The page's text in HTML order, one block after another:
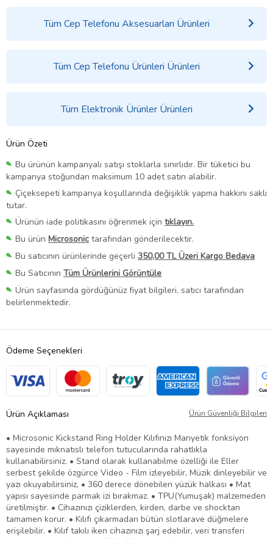
Tüm Cep Telefonu Aksesuarları Ürünleri
Tüm Cep Telefonu Ürünleri Ürünleri
Tüm Elektronik Ürünler Ürünleri
Ürün Özeti
Bu ürünün kampanyalı satışı stoklarla sınırlıdır. Bir tüketici bu
kampanya stoğundan maksimum 10 adet satın alabilir.
Çiçeksepeti kampanya koşullarında değişiklik yapma hakkını saklı
tutar.
Ürünün iade politikasını öğrenmek için tıklayın.
Bu ürün Microsonic tarafından gönderilecektir.
Bu satıcının ürünlerinde geçerli 350,00 TL Üzeri Kargo Bedava
Bu Satıcının Tüm Ürünlerini Görüntüle
Ürün sayfasında gördüğünüz fiyat bilgileri, satıcı tarafından
belirlenmektedir.
Ödeme Seçenekleri
Ürün Açıklaması Ürün Güvenliği Bilgileri
• Microsonic Kickstand Ring Holder Kılıfınızı Manyetik fonksiyon
sayesinde mıknatıslı telefon tutucularında rahatlıkla
kullanabilirsiniz. • Stand olarak kullanabilme özelliği ile Eller
serbest şekilde özgürce Video - Film izleyebilir, Müzik dinleyebilir ve
yazı okuyabilirsiniz, • 360 derece dönebilen yüzük halkası • Mat
yapısı sayesinde parmak izi bırakmaz. • TPU(Yumuşak) malzemeden
üretilmiştir. • Cihazınızı çiziklerden, kirden, darbe ve shocktan
tamamen korur. • Kılıfı çıkarmadan bütün slotlarave düğmelere
erişilebilir. • Kılıf takılı iken cihazınızı şarj edebilir, veri transferi